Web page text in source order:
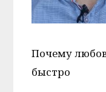
Почему
быстро